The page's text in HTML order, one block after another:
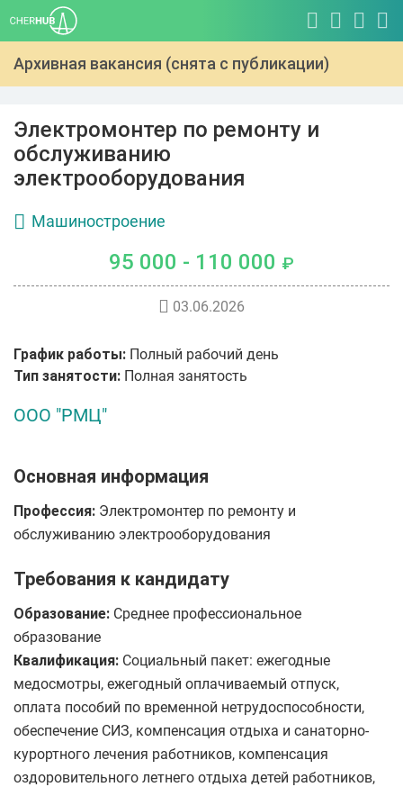
Архивная вакансия (снята с публикации)
Электромонтер по ремонту и
обслуживанию
электрооборудования
Машиностроение
95 000 - 110 000 ₽
03.06.2026
График работы: Полный рабочий день
Тип занятости: Полная занятость
ООО "РМЦ"
Основная информация
Профессия: Электромонтер по ремонту и
обслуживанию электрооборудования
Требования к кандидату
Образование: Среднее профессиональное
образование
Квалификация: Социальный пакет: ежегодные
медосмотры, ежегодный оплачиваемый отпуск,
оплата пособий по временной нетрудоспособности,
обеспечение СИЗ, компенсация отдыха и санаторно-
курортного лечения работников, компенсация
оздоровительного летнего отдыха детей работников,